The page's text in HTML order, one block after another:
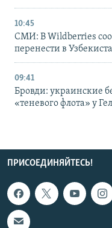
10:45
СМИ: В Wildberries
перенести в
09:41
Бровди: украинские
«теневого флота» у
ПРИСОЕДИНЯЙТЕСЬ!